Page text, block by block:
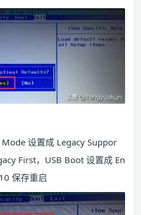
设置成 Legacy Suppor
First，USB Boot 设置成 En
保存重启